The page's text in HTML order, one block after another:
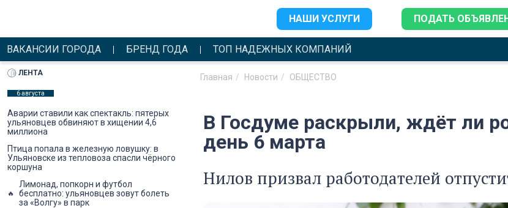
НАШИ УСЛУГИ ПОДАТЬ
ВАКАНСИИ ГОРОДА БРЕНД ГОДА ТОП НАДЕЖНЫХ КОМПАНИЙ
Главная Новости ОБЩЕСТВО
В Госдуме раскрыли, ждёт ли
день 6 марта
Нилов призвал работодателей
ЛЕНТА
6 августа
Аварии ставили как спектакль: пятерых
ульяновцев обвиняют в хищении 4,6
миллиона
Птица попала в железную ловушку: в
Ульяновске из тепловоза спасли чёрного
коршуна
Лимонад, попкорн и футбол
бесплатно: ульяновцев зовут болеть
за «Волгу» в парк